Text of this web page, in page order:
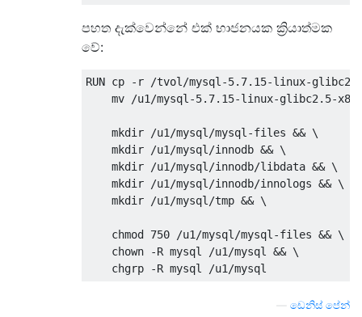
පහත දැක්වෙන්නේ එක් භාජනයක ක්‍රියාත්මක
වේ:
RUN cp -r /tvol/mysql-5.7.15-linux-
mv /u1/mysql-5.7.15-linux-glibc2.5-
    mkdir /u1/mysql/mysql-files && \
    mkdir /u1/mysql/innodb && \
    mkdir /u1/mysql/innodb/libdata && \
    mkdir /u1/mysql/innodb/innologs && \
    mkdir /u1/mysql/tmp && \
    chmod 750 /u1/mysql/mysql-files && \
    chown -R mysql /u1/mysql && \
ඩෙනිස් පේන්